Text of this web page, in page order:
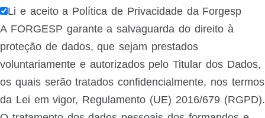
Li e aceito a Política de Privacidade da Forgesp
A FORGESP garante a salvaguarda do direito à
proteção de dados, que sejam prestados
voluntariamente e autorizados pelo Titular dos Dados,
os quais serão tratados confidencialmente, nos termos
da Lei em vigor, Regulamento (UE) 2016/679 (RGPD).